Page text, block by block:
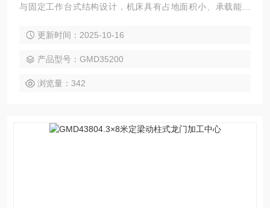
与固定工作台式结构设计，机床具有占地面积小、承载能力
模具、航空航天、船舶等领域的大型零件精密加工，可实现
选配附件铣头完成五面复合加工。
更新时间：2025-10-16
产品型号：GMD35200
浏览量：342